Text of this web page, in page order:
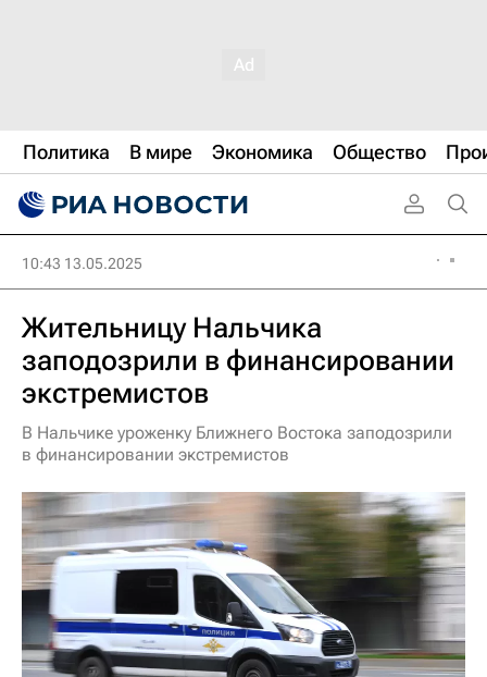
Политика В мире Экономика Общество
10:43 13.05.2025
Жительницу Нальчика
заподозрили в финансировании
экстремистов
В Нальчике уроженку Ближнего Востока заподозрили
в финансировании экстремистов